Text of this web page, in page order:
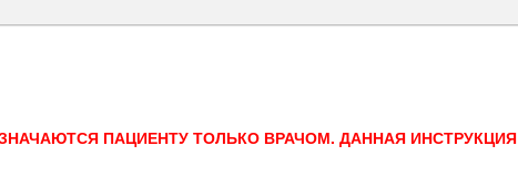
ПАЦИЕНТУ ТОЛЬКО ВРАЧОМ. ДАННАЯ ИНСТРУКЦИЯ